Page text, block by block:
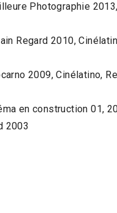
Photographie
Regard 2010,
2009, Cinélatino,
en construction 01,
2003